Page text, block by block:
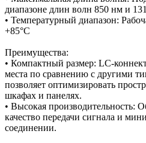
диапазоне длин волн 850 нм и
• Температурный диапазон:
+85°C
Преимущества:
• Компактный размер: LC-
места по сравнению с другими
позволяет оптимизировать
шкафах и панелях.
• Высокая производительность:
качество передачи сигнала и
соединении.